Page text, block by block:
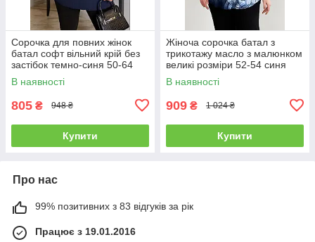
Сорочка для повних жінок
батал софт вільний крій без
застібок темно-синя 50-64
В наявності
805 ₴ 948 ₴
Купити
Жіноча сорочка батал з
трикотажу масло з малюнком
великі розміри 52-54 синя
В наявності
909 ₴ 1 024 ₴
Купити
Про нас
99% позитивних з 83 відгуків за рік
Працює з 19.01.2016